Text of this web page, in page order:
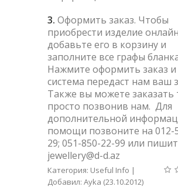
3. Оформить заказ. Чтобы
приобрести изделие
добавьте его в корзину и
заполните все графы
Нажмите оформить заказ
система передаст нам ваш
Также вы можете заказать
просто позвонив нам. Для
дополнительной
помощи позвоните на 012-
29; 051-850-22-99 или
jewellery@d-d.az
Категория: Useful Info |
Добавил: Ayka (23.10.2012)